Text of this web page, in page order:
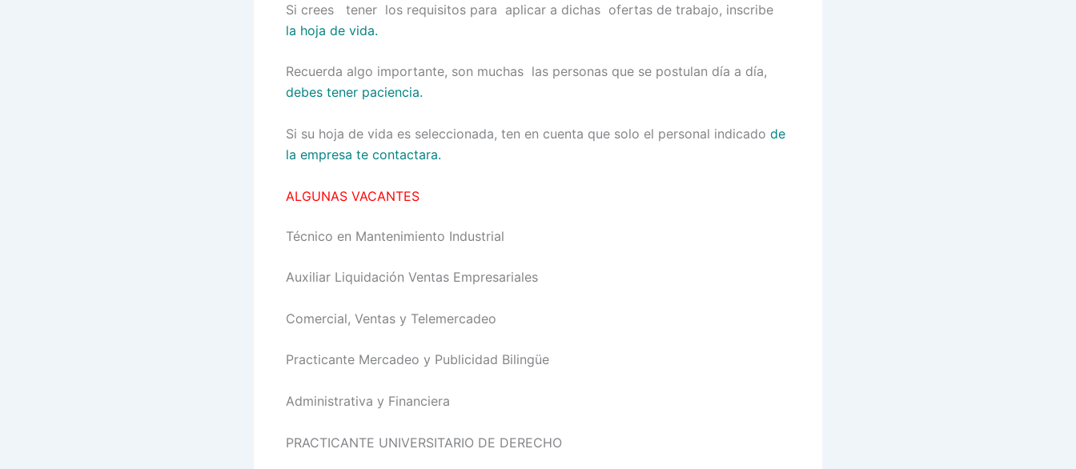
Si crees tener los requisitos para aplicar a dichas ofertas de trabajo, inscribe
la hoja de vida.
Recuerda algo importante, son muchas las personas que se postulan día a día,
debes tener paciencia.
Si su hoja de vida es seleccionada, ten en cuenta que solo el personal indicado de
la empresa te contactara.
ALGUNAS VACANTES
Técnico en Mantenimiento Industrial
Auxiliar Liquidación Ventas Empresariales
Comercial, Ventas y Telemercadeo
Practicante Mercadeo y Publicidad Bilingüe
Administrativa y Financiera
PRACTICANTE UNIVERSITARIO DE DERECHO